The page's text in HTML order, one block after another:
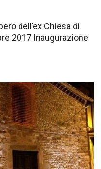
dell’ex Chiesa di
2017 Inaugurazione